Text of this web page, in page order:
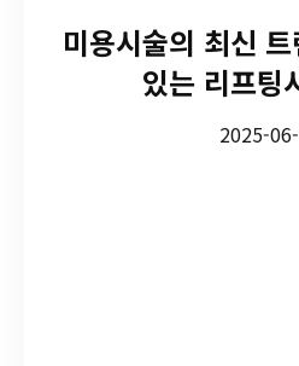
미용시술의 최신
있는 리프팅
2025-